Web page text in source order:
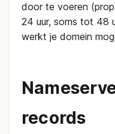
door te voeren
24 uur, soms tot 48
werkt je domein
records